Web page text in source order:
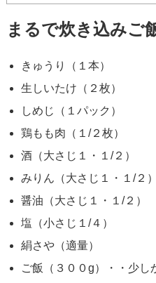
まるで炊き込みご
きゅうり（１本）
生しいたけ（２枚）
しめじ（１パック）
鶏もも肉（１/２枚）
酒（大さじ１・１/２）
みりん（大さじ１・１/２）
醤油（大さじ１・１/２）
塩（小さじ１/４）
絹さや（適量）
ご飯（３００g）・・少し